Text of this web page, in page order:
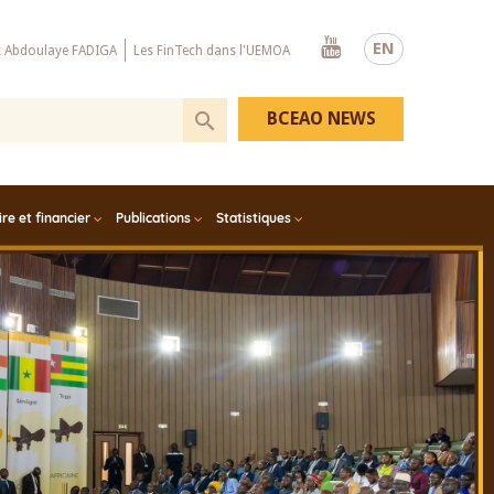
EN
Abdoulaye FADIGA Les FinTech dans l'UEMOA
Youtube
et financier Publications Statistiques
BCEAO NEWS